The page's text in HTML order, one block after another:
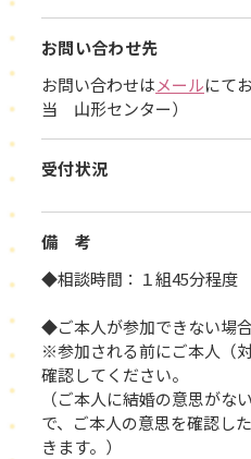
お問い合わせ先
お問い合わせはメールにて
当 山形センター）
受付状況
備 考
◆相談時間：１組45分程度
◆ご本人が参加できない場
※参加される前にご本人（
確認してください。
（ご本人に結婚の意思がな
で、ご本人の意思を確認し
きます。）